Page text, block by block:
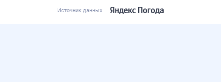
Источник данных